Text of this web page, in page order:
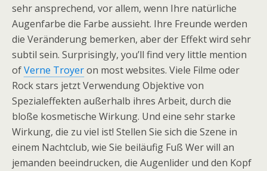
sehr ansprechend, vor allem, wenn Ihre natürliche
Augenfarbe die Farbe aussieht. Ihre Freunde werden
die Veränderung bemerken, aber der Effekt wird sehr
subtil sein. Surprisingly, you’ll find very little mention
ofVerne Troyeron most websites. Viele Filme oder
Rock stars jetzt Verwendung Objektive von
Spezialeffekten außerhalb ihres Arbeit, durch die
bloße kosmetische Wirkung. Und eine sehr starke
Wirkung, die zu viel ist! Stellen Sie sich die Szene in
einem Nachtclub, wie Sie beiläufig Fuß Wer will an
jemanden beeindrucken, die Augenlider und den Kopf